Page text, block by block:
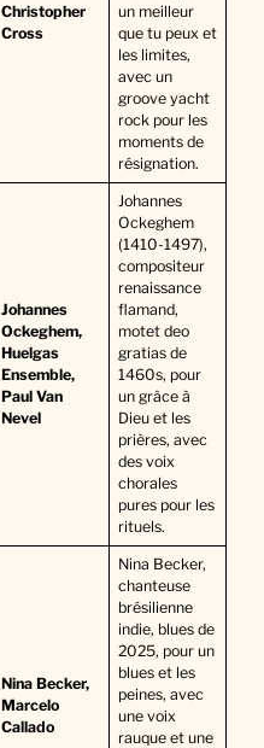
Christopher
Cross
un meilleur
que tu peux et
les limites,
avec un
groove yacht
rock pour les
moments de
résignation.
Johannes
Ockeghem,
Huelgas
Ensemble,
Paul Van
Nevel
Johannes
Ockeghem
(1410-1497),
compositeur
renaissance
flamand,
motet deo
gratias de
1460s, pour
un grâce à
Dieu et les
prières, avec
des voix
chorales
pures pour les
rituels.
Nina Becker,
Marcelo
Callado
Nina Becker,
chanteuse
brésilienne
indie, blues de
2025, pour un
blues et les
peines, avec
une voix
rauque et une